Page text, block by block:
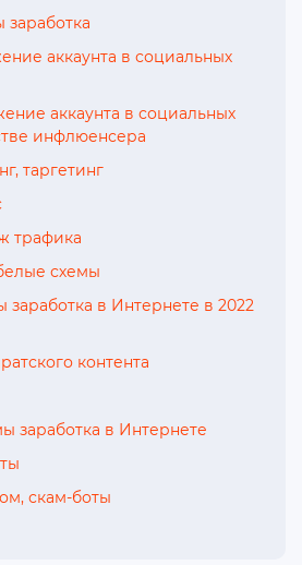
аккаунта в социальных
аккаунта в социальных
инфлюенсера
таргетинг
трафика
схемы
в Интернете в 2022
контента
заработка в Интернете
скам-боты